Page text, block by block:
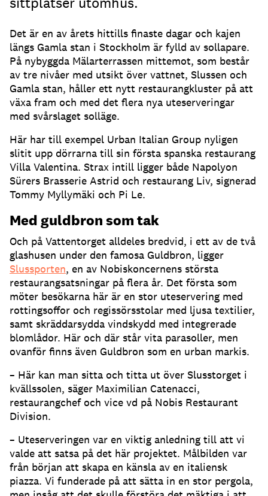
Det är en av årets hittills finaste dagar och kajen
längs Gamla stan i Stockholm är fylld av sollapare.
På nybyggda Mälarterrassen mittemot, som består
av tre nivåer med utsikt över vattnet, Slussen och
Gamla stan, håller ett nytt restaurangkluster på att
växa fram och med det flera nya uteserveringar
med svårslaget solläge.
Här har till exempel Urban Italian Group nyligen
slitit upp dörrarna till sin första spanska restaurang
Villa Valentina. Strax intill ligger både Napolyon
Sürers Brasserie Astrid och restaurang Liv, signerad
Tommy Myllymäki och Pi Le.
Med guldbron som tak
Och på Vattentorget alldeles bredvid, i ett av de två
glashusen under den famosa Guldbron, ligger
Slussporten, en av Nobiskoncernens största
restaurangsatsningar på flera år. Det första som
möter besökarna här är en stor uteservering med
rottingsoffor och regissörsstolar med ljusa textilier,
samt skräddarsydda vindskydd med integrerade
blomlådor. Här och där står vita parasoller, men
ovanför finns även Guldbron som en urban markis.
– Här kan man sitta och titta ut över Slusstorget i
kvällssolen, säger Maximilian Catenacci,
restaurangchef och vice vd på Nobis Restaurant
Division.
– Uteserveringen var en viktig anledning till att vi
valde att satsa på det här projektet. Målbilden var
från början att skapa en känsla av en italiensk
piazza. Vi funderade på att sätta in en stor pergola,